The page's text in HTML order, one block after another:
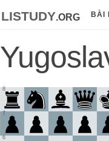
listudy.org BÀI
6
7
8